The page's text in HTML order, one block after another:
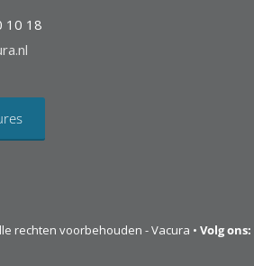
10 18
rechten voorbehouden - Vacura • Volg ons: